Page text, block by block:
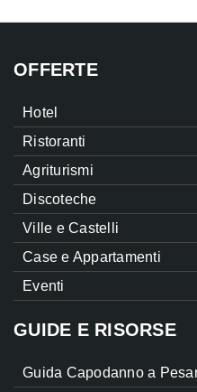
OFFERTE
Hotel
Ristoranti
Agriturismi
Discoteche
Ville e Castelli
Case e Appartamenti
Eventi
GUIDE E RISORSE
Guida Capodanno a